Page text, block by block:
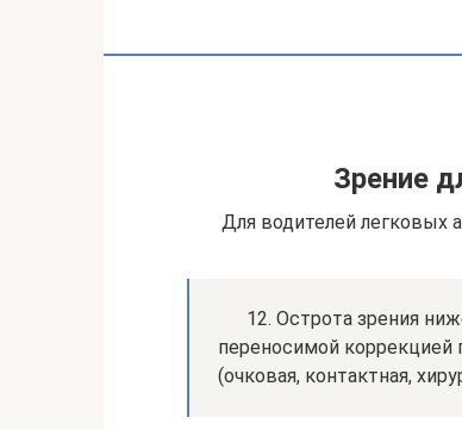
Зрение
Для водителей легковых
12. Острота зрения
переносимой коррекцией
(очковая, контактная,